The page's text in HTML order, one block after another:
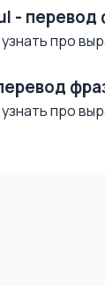
- перевод
про
про